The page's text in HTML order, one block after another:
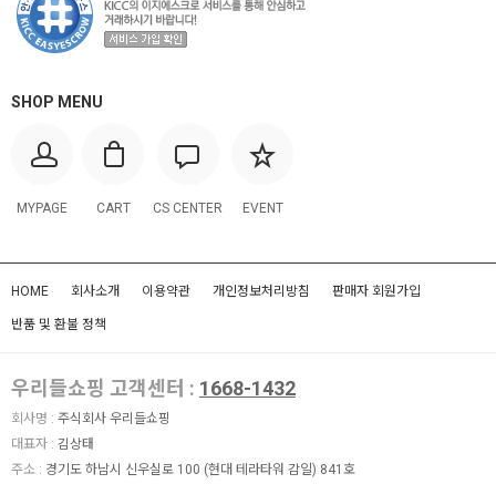
SHOP MENU
MYPAGE CART CS CENTER EVENT
HOME 회사소개 이용약관 개인정보처리방침 판매자 회원가입
반품 및 환불 정책
우리들쇼핑 고객센터 : 1668-1432
회사명 : 주식회사 우리들쇼핑
대표자 : 김상태
주소 : 경기도 하남시 신우실로 100 (현대 테라타워 감일) 841호